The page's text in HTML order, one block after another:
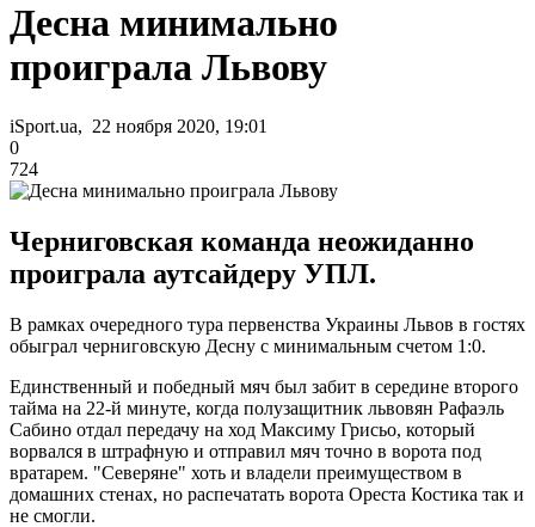
Десна минимально
проиграла Львову
iSport.ua, 22 ноября 2020, 19:01
0
724
Черниговская команда неожиданно
проиграла аутсайдеру УПЛ.
В рамках очередного тура первенства Украины Львов в гостях
обыграл черниговскую Десну с минимальным счетом 1:0.
Единственный и победный мяч был забит в середине второго
тайма на 22-й минуте, когда полузащитник львовян Рафаэль
Сабино отдал передачу на ход Максиму Грисьо, который
ворвался в штрафную и отправил мяч точно в ворота под
вратарем. "Северяне" хоть и владели преимуществом в
домашних стенах, но распечатать ворота Ореста Костика так и
не смогли.